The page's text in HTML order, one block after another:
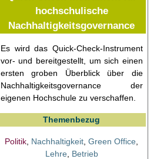
hochschulische
Nachhaltigkeitsgovernance
Es wird das Quick-Check-Instrument
vor- und bereitgestellt, um sich einen
ersten groben Überblick über die
Nachhaltigkeitsgovernance der
eigenen Hochschule zu verschaffen.
Themenbezug
Politik Nachhaltigkeit ,Green Office
Lehre
Betrieb